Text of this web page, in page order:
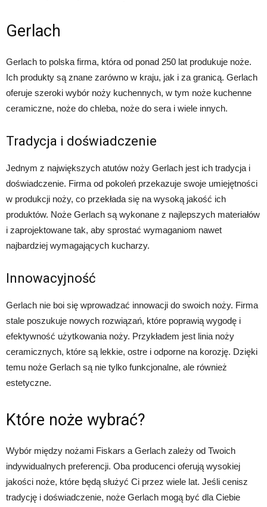
Gerlach
Gerlach to polska firma, która od ponad 250 lat produkuje noże.
Ich produkty są znane zarówno w kraju, jak i za granicą. Gerlach
oferuje szeroki wybór noży kuchennych, w tym noże kuchenne
ceramiczne, noże do chleba, noże do sera i wiele innych.
Tradycja i doświadczenie
Jednym z największych atutów noży Gerlach jest ich tradycja i
doświadczenie. Firma od pokoleń przekazuje swoje umiejętności
w produkcji noży, co przekłada się na wysoką jakość ich
produktów. Noże Gerlach są wykonane z najlepszych materiałów
i zaprojektowane tak, aby sprostać wymaganiom nawet
najbardziej wymagających kucharzy.
Innowacyjność
Gerlach nie boi się wprowadzać innowacji do swoich noży. Firma
stale poszukuje nowych rozwiązań, które poprawią wygodę i
efektywność użytkowania noży. Przykładem jest linia noży
ceramicznych, które są lekkie, ostre i odporne na korozję. Dzięki
temu noże Gerlach są nie tylko funkcjonalne, ale również
estetyczne.
Które noże wybrać?
Wybór między nożami Fiskars a Gerlach zależy od Twoich
indywidualnych preferencji. Oba producenci oferują wysokiej
jakości noże, które będą służyć Ci przez wiele lat. Jeśli cenisz
tradycję i doświadczenie, noże Gerlach mogą być dla Ciebie